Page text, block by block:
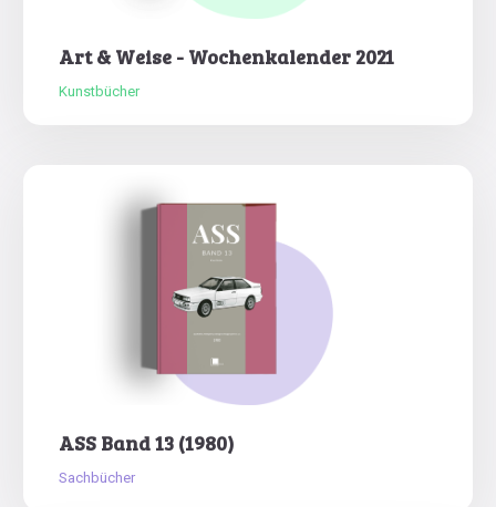
Art & Weise - Wochenkalender 2021
Kunstbücher
ASS Band 13 (1980)
Sachbücher